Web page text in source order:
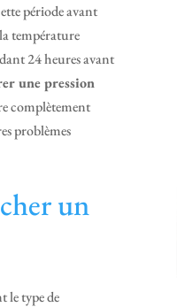
période avant
température
24 heures avant
une pression
complètement
problèmes
un
le type de